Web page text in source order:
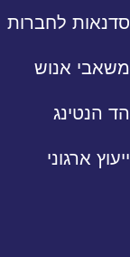
סדנאות לחברות
משאבי אנוש
הד הנטינג
ייעוץ ארגוני